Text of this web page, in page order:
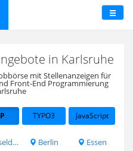
in Karlsruhe
mit Stellenanzeigen für
Front-End Programmierung
TYPO3 JavaScript
Berlin Essen